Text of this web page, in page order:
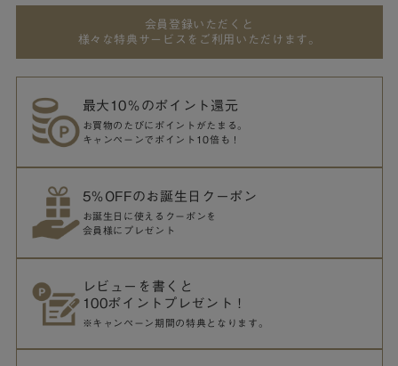
会員登録いただくと
様々な特典サービスをご利用いただけます。
最大10％のポイント還元
お買物のたびにポイントがたまる。
キャンペーンでポイント10倍も！
5％OFFのお誕生日クーポン
お誕生日に使えるクーポンを
会員様にプレゼント
レビューを書くと
100ポイントプレゼント！
※キャンペーン期間の特典となります。